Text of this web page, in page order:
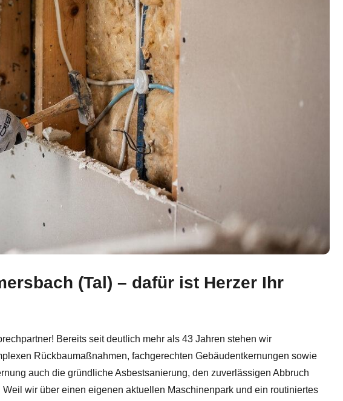
Asbestsanierung, Rückbau. Kompetente ✓Asbestsanierung,
(Tal) – dafür ist Herzer Ihr
Bereits seit deutlich mehr als 43 Jahren stehen wir
Rückbaumaßnahmen, fachgerechten Gebäudentkernungen sowie
auch die gründliche Asbestsanierung, den zuverlässigen Abbruch
wir über einen eigenen aktuellen Maschinenpark und ein routiniertes